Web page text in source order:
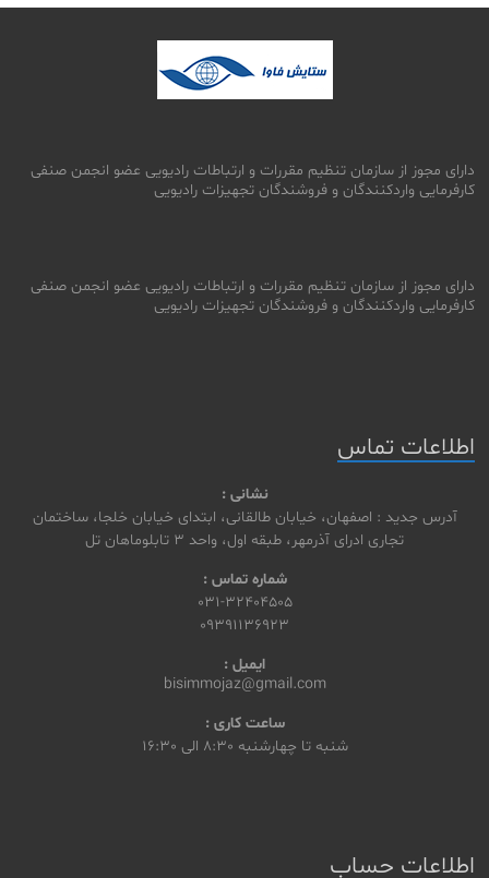
دارای مجوز از سازمان تنظیم مقررات و ارتباطات رادیویی عضو انجمن صنفی
کارفرمایی واردکنندگان و فروشندگان تجهیزات رادیویی
دارای مجوز از سازمان تنظیم مقررات و ارتباطات رادیویی عضو انجمن صنفی
کارفرمایی واردکنندگان و فروشندگان تجهیزات رادیویی
اطلاعات تماس
نشانی :
آدرس جدید : اصفهان، خیابان طالقانی، ابتدای خیابان خلجا، ساختمان
تجاری ادرای آذرمهر، طبقه اول، واحد 3 تابلوماهان تل
شماره تماس :
031-32404505
09391136923
ایمیل :
bisimmojaz@gmail.com
ساعت کاری :
شنبه تا چهارشنبه
اطلاعات حساب